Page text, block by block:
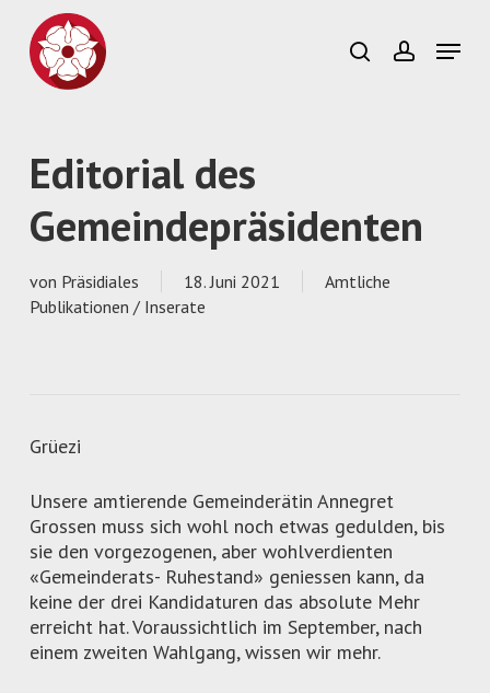
main
content
searchaccount
Menu
Editorial des
Gemeindepräsidenten
von Präsidiales 18. Juni 2021
Amtliche
Publikationen / Inserate
Grüezi
Unsere amtierende Gemeinderätin Annegret
Grossen muss sich wohl noch etwas gedulden, bis
sie den vorgezogenen, aber wohlverdienten
«Gemeinderats- Ruhestand» geniessen kann, da
keine der drei Kandidaturen das absolute Mehr
erreicht hat. Voraussichtlich im September, nach
einem zweiten Wahlgang, wissen wir mehr.
Close